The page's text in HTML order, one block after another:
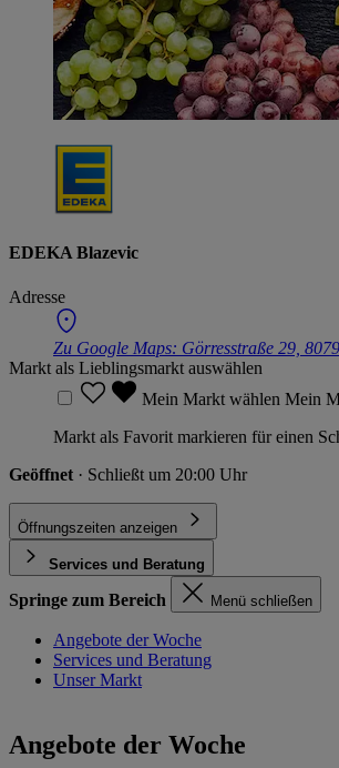
EDEKA Blazevic
Adresse
Zu Google Maps: Görresstraße 29,
Markt als Lieblingsmarkt auswählen
Mein Markt wählen Mein
Markt als Favorit markieren für einen
Geöffnet · Schließt um 20:00 Uhr
Öffnungszeiten anzeigen
Services und Beratung
Springe zum Bereich Menü schließen
Angebote der Woche
Services und Beratung
Unser Markt
Angebote der Woche